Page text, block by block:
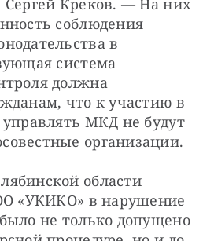
Сергей Креков. — На них
соблюдения
в
система
должна
что к участию в
МКД не будут
организации.
области
«УКИКО» в нарушение
не только допущено